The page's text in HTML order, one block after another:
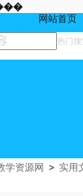
热门搜
网站首页
学资源网 > 实用